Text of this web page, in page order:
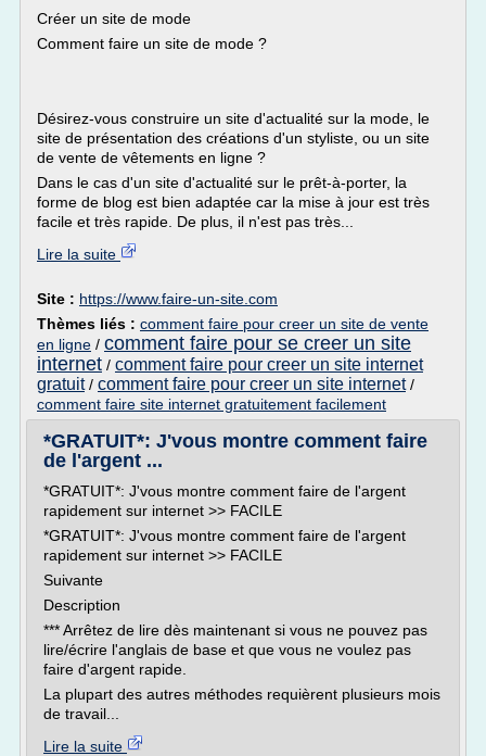
Créer un site de mode
Comment faire un site de mode ?
Désirez-vous construire un site d'actualité sur la mode, le
site de présentation des créations d'un styliste, ou un site
de vente de vêtements en ligne ?
Dans le cas d'un site d'actualité sur le prêt-à-porter, la
forme de blog est bien adaptée car la mise à jour est très
facile et très rapide. De plus, il n'est pas très...
Lire la suite
Site : https://www.faire-un-site.com
Thèmes liés : comment faire pour creer un site de vente
en ligne / comment faire pour se creer un site
internet / comment faire pour creer un site internet
gratuit/ comment faire pour creer un site internet/
comment faire site internet gratuitement facilement
*GRATUIT*: J'vous montre comment faire
de l'argent ...
*GRATUIT*: J'vous montre comment faire de l'argent
rapidement sur internet >> FACILE
*GRATUIT*: J'vous montre comment faire de l'argent
rapidement sur internet >> FACILE
Suivante
Description
*** Arrêtez de lire dès maintenant si vous ne pouvez pas
lire/écrire l'anglais de base et que vous ne voulez pas
faire d'argent rapide.
La plupart des autres méthodes requièrent plusieurs mois
de travail...
Lire la suite